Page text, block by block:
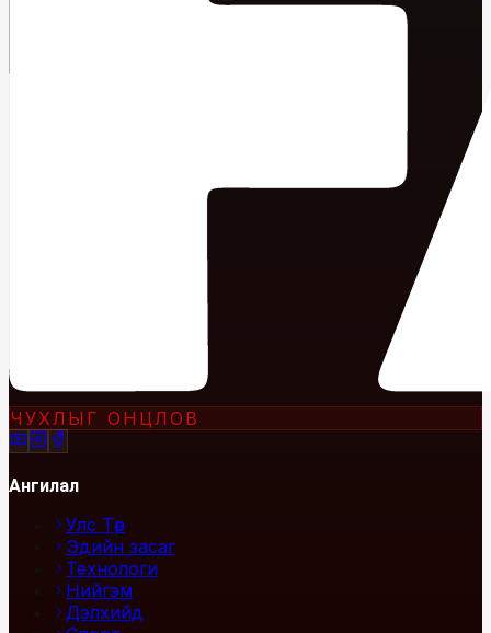
ЧУХЛЫГ ОНЦЛОВ
Ангилал
Улс Төр
Эдийн засаг
Технологи
Нийгэм
Дэлхийд